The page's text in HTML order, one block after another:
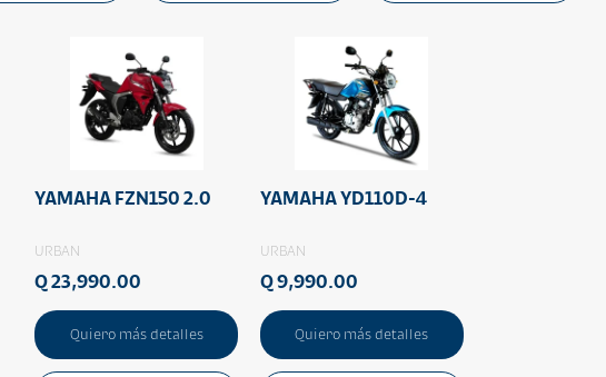
YAMAHA FZN150 2.0
URBAN
Q 23,990.00
Quiero más detalles
YAMAHA YD110D-4
URBAN
Q 9,990.00
Quiero más detalles